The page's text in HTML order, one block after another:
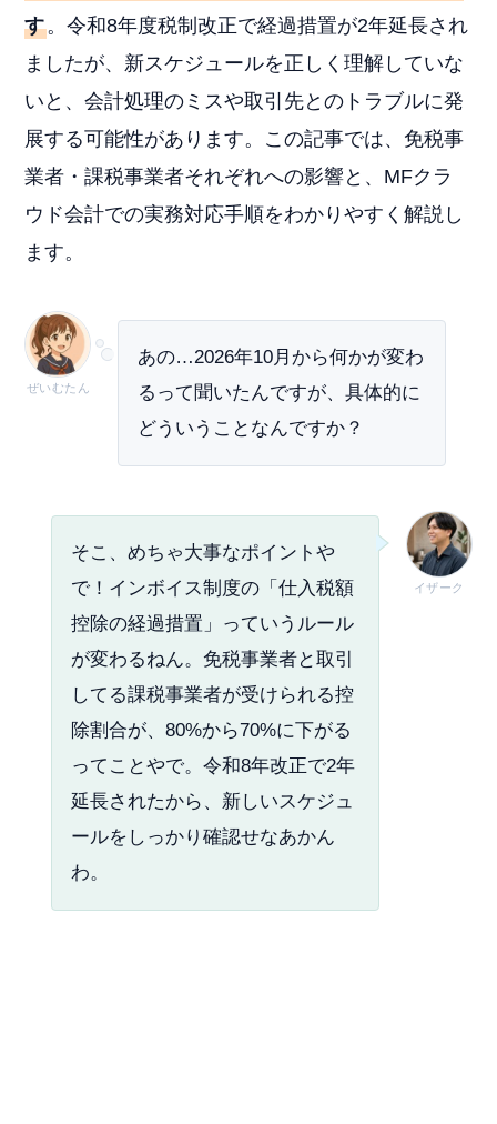
す。令和8年度税制改正で経過措置が2年延長され
ましたが、新スケジュールを正しく理解していな
いと、会計処理のミスや取引先とのトラブルに発
展する可能性があります。この記事では、免税事
業者・課税事業者それぞれへの影響と、MFクラ
ウド会計での実務対応手順をわかりやすく解説し
ます。
ぜいむたん
あの…2026年10月から何かが変わ
るって聞いたんですが、具体的に
どういうことなんですか？
イザーク
そこ、めちゃ大事なポイントや
で！インボイス制度の「仕入税額
控除の経過措置」っていうルール
が変わるねん。免税事業者と取引
してる課税事業者が受けられる控
除割合が、80%から70%に下がる
ってことやで。令和8年改正で2年
延長されたから、新しいスケジュ
ールをしっかり確認せなあかん
わ。